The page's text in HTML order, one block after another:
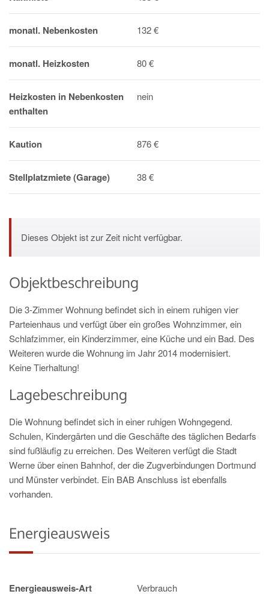
monatl. Nebenkosten 132 €
monatl. Heizkosten 80 €
Heizkosten in Nebenkosten
enthalten
nein
Kaution 876 €
Stellplatzmiete (Garage) 38 €
Dieses Objekt ist zur Zeit nicht verfügbar.
Objektbeschreibung
Die 3-Zimmer Wohnung befindet sich in einem ruhigen vier
Parteienhaus und verfügt über ein großes Wohnzimmer, ein
Schlafzimmer, ein Kinderzimmer, eine Küche und ein Bad. Des
Weiteren wurde die Wohnung im Jahr 2014 modernisiert.
Keine Tierhaltung!
Lagebeschreibung
Die Wohnung befindet sich in einer ruhigen Wohngegend.
Schulen, Kindergärten und die Geschäfte des täglichen Bedarfs
sind fußläufig zu erreichen. Des Weiteren verfügt die Stadt
Werne über einen Bahnhof, der die Zugverbindungen Dortmund
und Münster verbindet. Ein BAB Anschluss ist ebenfalls
vorhanden.
Energieausweis
Energieausweis-Art Verbrauch